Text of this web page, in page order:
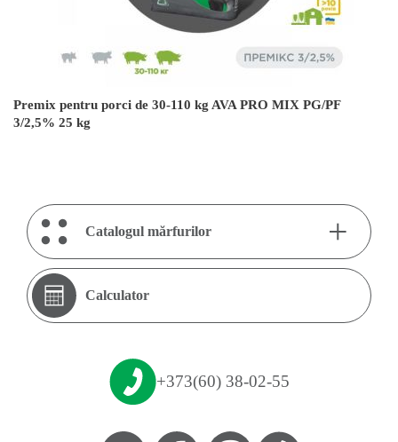
Premix pentru porci de 30-110 kg AVA PRO MIX PG/PF
3/2,5% 25 kg
Catalogul mărfurilor +
Animale:
Bovine
Iepuri
Сategorii populare:
Calculator
+373(60) 38-02-55